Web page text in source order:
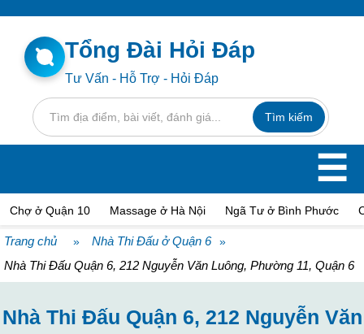
Tổng Đài Hỏi Đáp
Tư Vấn - Hỗ Trợ - Hỏi Đáp
☰
Chợ ở Quận 10 Massage ở Hà Nội Ngã Tư ở Bình Phước
Trang chủ » Nhà Thi Đấu ở Quận 6 »
Nhà Thi Đấu Quận 6, 212 Nguyễn Văn Luông, Phường 11, Quận 6
Nhà Thi Đấu Quận 6, 212 Nguyễn Văn